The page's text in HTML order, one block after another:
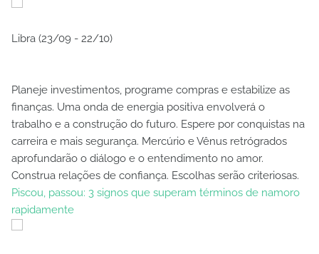
Libra (23/09 - 22/10)
Planeje investimentos, programe compras e estabilize as
finanças. Uma onda de energia positiva envolverá o
trabalho e a construção do futuro. Espere por conquistas na
carreira e mais segurança. Mercúrio e Vênus retrógrados
aprofundarão o diálogo e o entendimento no amor.
Construa relações de confiança. Escolhas serão criteriosas.
Piscou, passou: 3 signos que superam términos de namoro
rapidamente